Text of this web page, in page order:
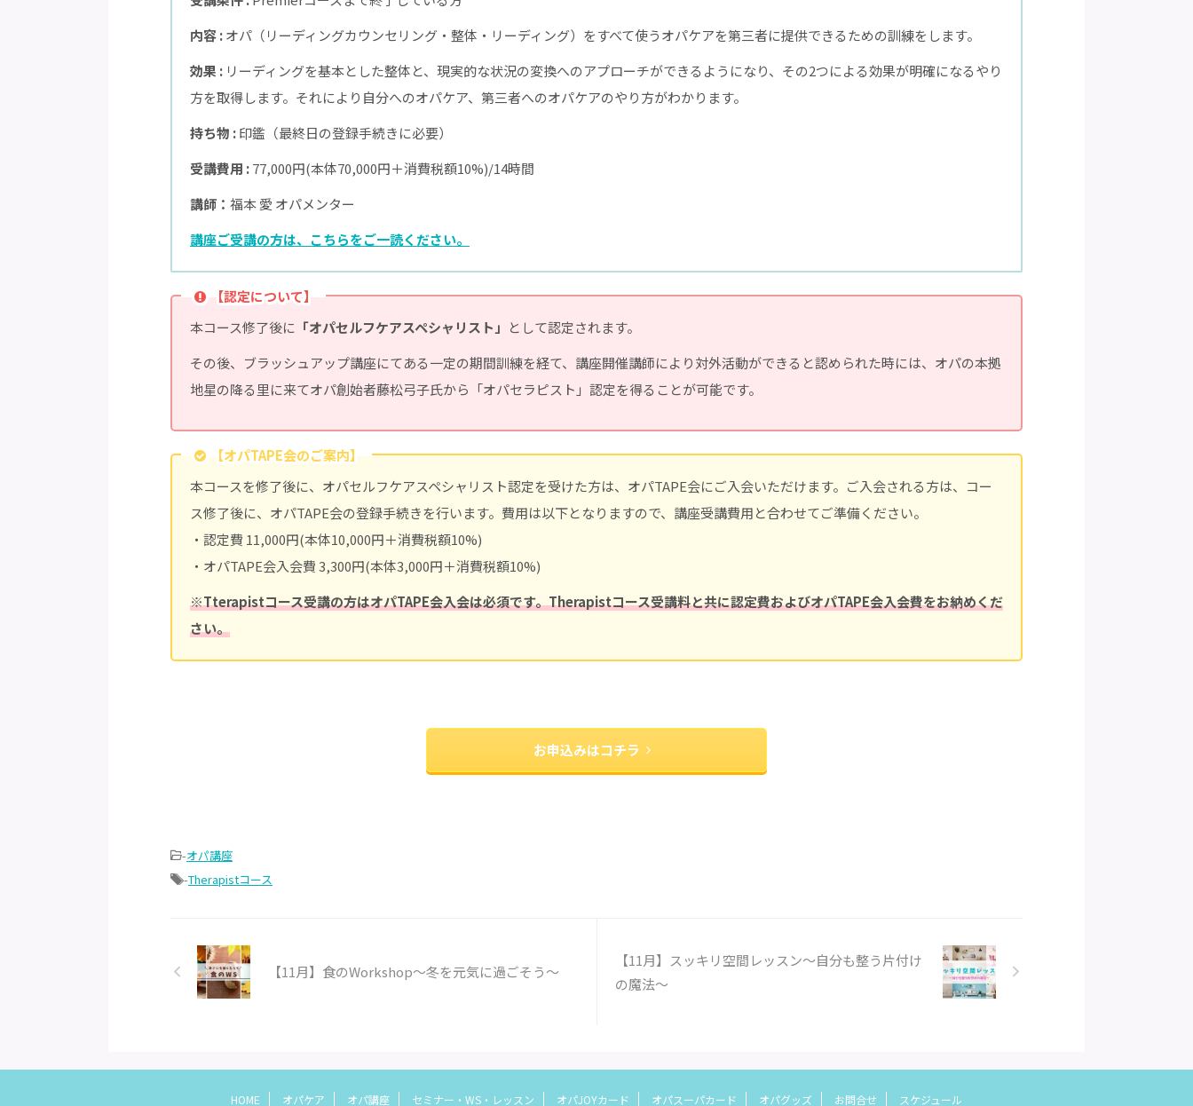
内容 :オパ（リーディングカウンセリング・整体・リーディング）をすべて使うオパケアを第三者に提供できるための訓練をします。
効果 : リーディングを基本とした整体と、現実的な状況の変換へのアプローチができるようになり、その2つによる効果が明確になるやり
方を取得します。それにより自分へのオパケア、第三者へのオパケアのやり方がわかります。
持ち物 :印鑑（最終日の登録手続きに必要）
受講費用 :77,000円(本体70,000円＋消費税額10%)/14時間
講師： 福本 愛 オパメンター
講座ご受講の方は、こちらをご一読ください。
【認定について】
本コース修了後に 「オパセルフケアスペシャリスト」 として認定されます。
その後、ブラッシュアップ講座にてある一定の期間訓練を経て、講座開催講師により対外活動ができると認められた時には、オパの本拠
地星の降る里に来てオパ創始者藤松弓子氏から「オパセラピスト」認定を得ることが可能です。
【オパTAPE会のご案内】
本コースを修了後に、オパセルフケアスペシャリスト認定を受けた方は、オパTAPE会にご入会いただけます。ご入会される方は、コー
ス修了後に、オパTAPE会の登録手続きを行います。費用は以下となりますので、講座受講費用と合わせてご準備ください。
・認定費 11,000円(本体10,000円＋消費税額10%)
・オパTAPE会入会費 3,300円(本体3,000円＋消費税額10%)
※Tterapistコース受講の方はオパTAPE会入会は必須です。Therapistコース受講料と共に認定費およびオパTAPE会入会費をお納めくだ
さい。
お申込みはコチラ
-オパ講座
-Therapistコース
【11月】食のWorkshop〜冬を元気に過ごそう〜
【11月】スッキリ空間レッスン〜自分も整う片付け
の魔法〜
HOME オパケア オパ講座 セミナー・WS・レッスン オパJOYカード オパスーパカード オパグッズ お問合せ スケジュール